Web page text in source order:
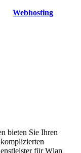
Webhosting
bieten Sie Ihren
für Wlan